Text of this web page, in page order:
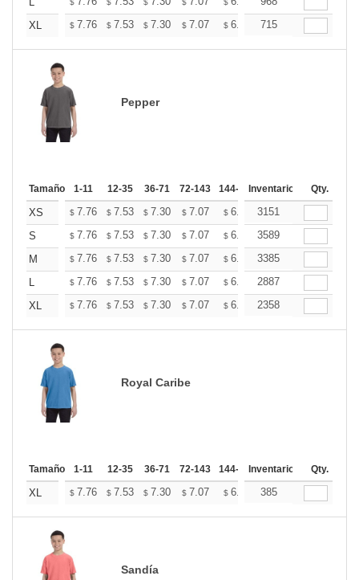
$ $ $ $ $ $
XL
$ 7.76 $ 7.53 $ 7.30 $ 7.07 $ 6.84 $6.73
715
Pepper
Tamaño 1-11 12-35 36-71 72-143 144-287 288 + Mas
Inventario Qty.
XS $ 7.76 $ 7.53 $ 7.30 $ 7.07 $ 6.84 $6.73
3151
S
$ 7.76 $ 7.53 $ 7.30 $ 7.07 $ 6.84 $6.73
3589
M
$ 7.76 $ 7.53 $ 7.30 $ 7.07 $ 6.84 $6.73
3385
L
$ 7.76 $ 7.53 $ 7.30 $ 7.07 $ 6.84 $6.73
2887
XL
$ 7.76 $ 7.53 $ 7.30 $ 7.07 $ 6.84 $6.73
2358
Royal Caribe
Tamaño 1-11 12-35 36-71 72-143 144-287 288 + Mas
Inventario Qty.
XL $ 7.76 $ 7.53 $ 7.30 $ 7.07 $ 6.84 $6.73
385
Sandía